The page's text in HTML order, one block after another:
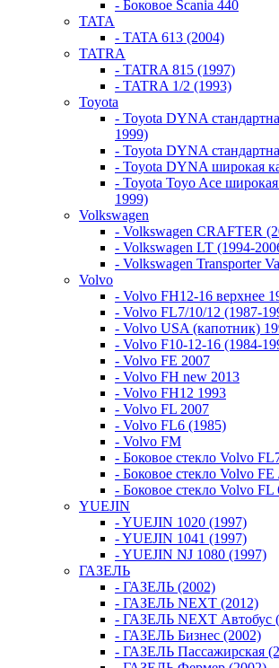
- Боковое Scania 440
TATA
- TATA 613 (2004)
TATRA
- TATRA 815 (1997)
- TATRA 1/2 (1993)
Toyota
- Toyota DYNA
1999)
- Toyota DYNA
- Toyota DYNA широкая
- Toyota Toyo Ace
1999)
Volkswagen
- Volkswagen CRAFTER
- Volkswagen LT (1994-
- Volkswagen Transporter
Volvo
- Volvo FH12-16 верхнее
- Volvo FL7/10/12 (1987-
- Volvo USA (капотник)
- Volvo F10-12-16 (1984-
- Volvo FE 2007
- Volvo FH new 2013
- Volvo FH12 1993
- Volvo FL 2007
- Volvo FL6 (1985)
- Volvo FM
- Боковое стекло Volvo
- Боковое стекло Volvo
- Боковое стекло Volvo FL
YUEJIN
- YUEJIN 1020 (1997)
- YUEJIN 1041 (1997)
- YUEJIN NJ 1080 (1997)
ГАЗЕЛЬ
- ГАЗЕЛЬ (2002)
- ГАЗЕЛЬ NEXT (2012)
- ГАЗЕЛЬ NEXT Автобус
- ГАЗЕЛЬ Бизнес (2002)
- ГАЗЕЛЬ Пассажирская